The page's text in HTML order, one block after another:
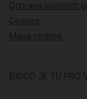
Ochrana osobních
Cookies
Mapa stránek
BIOOO JE TU PRO